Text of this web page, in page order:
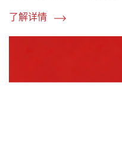
了解详情